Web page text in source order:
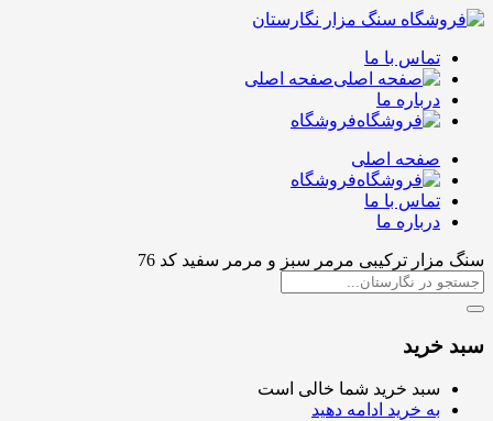
تماس با ما
صفحه اصلی
درباره ما
فروشگاه
صفحه اصلی
فروشگاه
تماس با ما
درباره ما
سنگ مزار ترکیبی مرمر سبز و مرمر سفید کد 76
سبد خرید
سبد خرید شما خالی است
به خرید ادامه دهید